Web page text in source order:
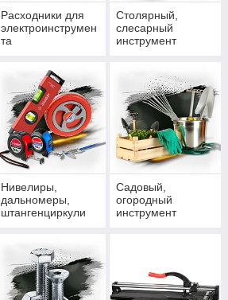
Расходники для
электроинструмен
та
Столярный,
слесарный
инструмент
Нивелиры,
дальномеры,
штангенциркули
Садовый,
огородный
инструмент